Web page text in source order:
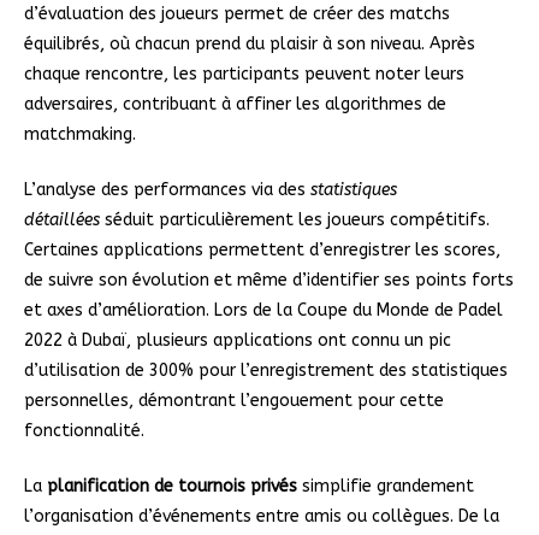
d’évaluation des joueurs permet de créer des matchs
équilibrés, où chacun prend du plaisir à son niveau. Après
chaque rencontre, les participants peuvent noter leurs
adversaires, contribuant à affiner les algorithmes de
matchmaking.
L’analyse des performances via des statistiques
détaillées séduit particulièrement les joueurs compétitifs.
Certaines applications permettent d’enregistrer les scores,
de suivre son évolution et même d’identifier ses points forts
et axes d’amélioration. Lors de la Coupe du Monde de Padel
2022 à Dubaï, plusieurs applications ont connu un pic
d’utilisation de 300% pour l’enregistrement des statistiques
personnelles, démontrant l’engouement pour cette
fonctionnalité.
La planification de tournois privés simplifie grandement
l’organisation d’événements entre amis ou collègues. De la